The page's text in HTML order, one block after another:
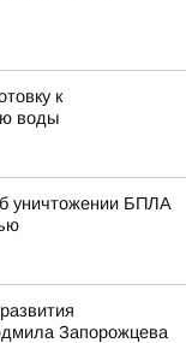
к
воды
уничтожении БПЛА
Запорожцева